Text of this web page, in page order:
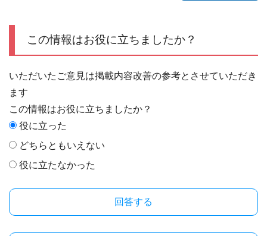
この情報はお役に立ちましたか？
いただいたご意見は掲載内容改善の参考とさせていただき
ます
この情報はお役に立ちましたか？
役に立った
どちらともいえない
役に立たなかった